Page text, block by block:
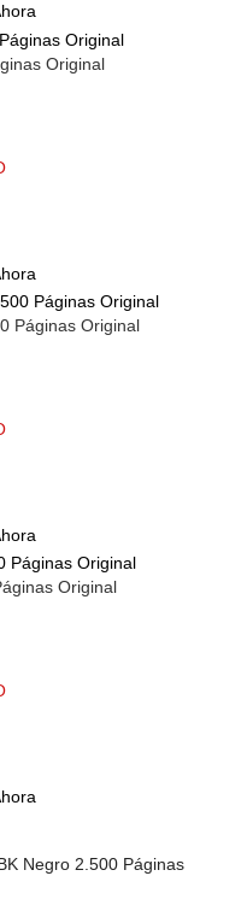
Original
Páginas Original
Original
Negro 2.500 Páginas